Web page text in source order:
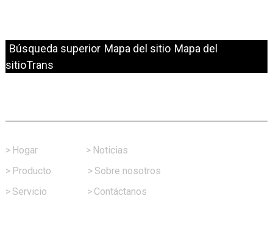
Búsqueda superior Mapa del sitio Mapa del
sitioTrans
> Hogar > Noticias
> Producto > Sobre nosotros
> Servicio > Contáctanos